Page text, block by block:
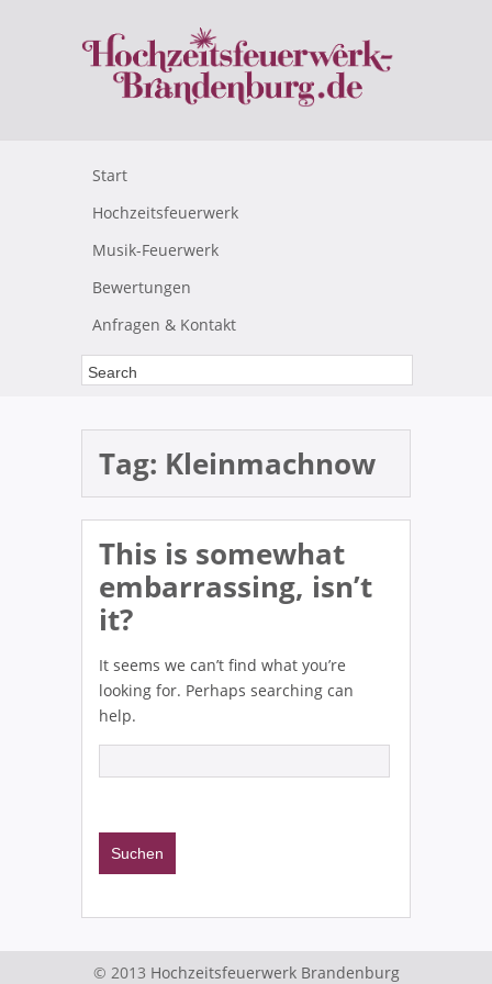
Start
Hochzeitsfeuerwerk
Musik-Feuerwerk
Bewertungen
Anfragen & Kontakt
Tag: Kleinmachnow
This is somewhat
embarrassing, isn’t
it?
It seems we can’t find what you’re
looking for. Perhaps searching can
help.
© 2013 Hochzeitsfeuerwerk Brandenburg